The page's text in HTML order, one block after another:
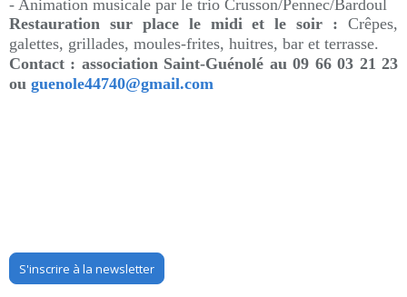
- Animation musicale par le trio Crusson/Pennec/Bardoul
Restauration sur place le midi et le soir : Crêpes,
galettes, grillades, moules-frites, huitres, bar et terrasse.
Contact : association Saint-Guénolé au 09 66 03 21 23
ou guenole44740@gmail.com
S'inscrire à la newsletter